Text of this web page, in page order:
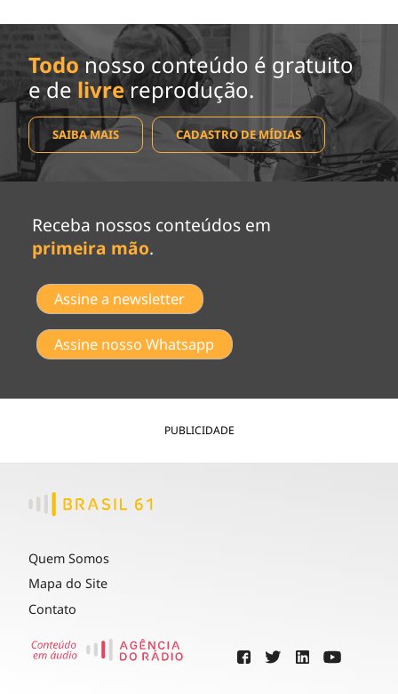
Todo nosso conteúdo é gratuito
e de livrereprodução.
SAIBA MAIS CADASTRO DE MÍDIAS
Receba nossos conteúdos em
primeira mão.
Assine a newsletter
Assine nosso Whatsapp
PUBLICIDADE
Quem Somos
Mapa do Site
Contato